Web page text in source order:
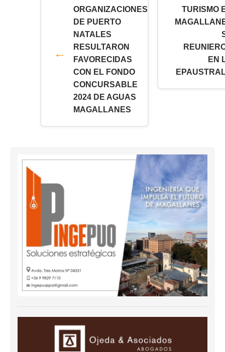
ORGANIZACIONES
DE PUERTO
NATALES
RESULTARON
FAVORECIDAS
CON EL FONDO
CONCURSABLE
2024 DE AGUAS
MAGALLANES
TURISMO
EN